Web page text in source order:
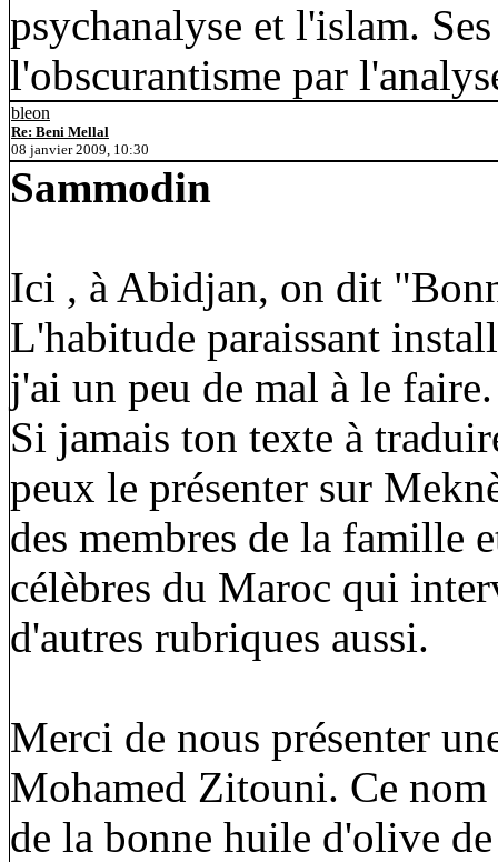
psychanalyse et l'islam.
l'obscurantisme par
bleon
Re: Beni Mellal
08 janvier 2009, 10:30
Sammodin
Ici , à Abidjan, on dit
L'habitude paraissant
j'ai un peu de mal à le faire.
Si jamais ton texte à
peux le présenter sur
des membres de la famille
célèbres du Maroc qui
d'autres rubriques aussi.
Merci de nous présenter
Mohamed Zitouni. Ce
de la bonne huile d'olive